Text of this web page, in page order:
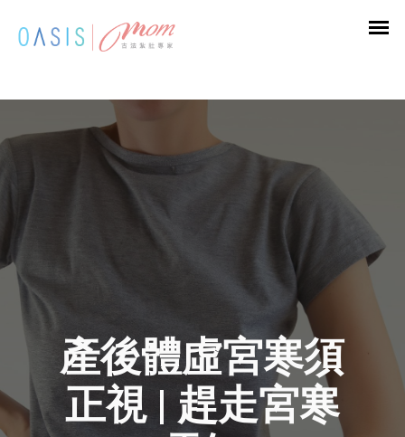
產後體虛宮寒須
正視 | 趕走宮寒